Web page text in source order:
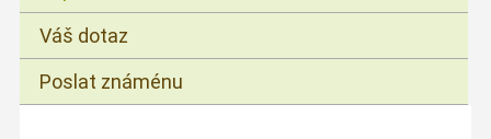
Váš dotaz
Poslat známénu